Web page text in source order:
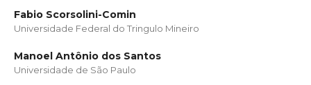
Fabio Scorsolini-Comin
Universidade Federal do Tringulo Mineiro
Manoel Antônio dos Santos
Universidade de São Paulo